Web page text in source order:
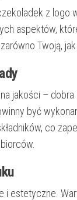
z logo
aspektów,
Twoją,
jakości –
być
co
i estetyczne.